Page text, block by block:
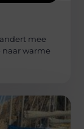
mee
naar warme